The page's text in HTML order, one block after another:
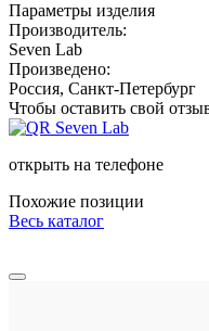
Параметры изделия
Производитель:
Seven Lab
Произведено:
Россия, Санкт-Петербург
Чтобы оставить свой
открыть на телефоне
Похожие позиции
Весь каталог